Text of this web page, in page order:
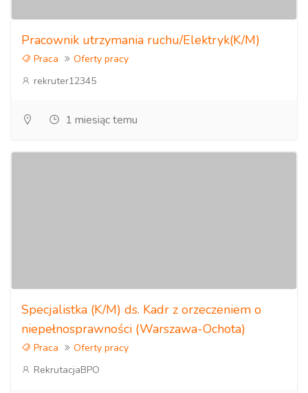
Pracownik utrzymania ruchu/Elektryk(K/M)
Praca
Oferty pracy
rekruter12345
1 miesiąc temu
Specjalistka (K/M) ds. Kadr z orzeczeniem o
niepełnosprawności (Warszawa-Ochota)
Praca
Oferty pracy
RekrutacjaBPO